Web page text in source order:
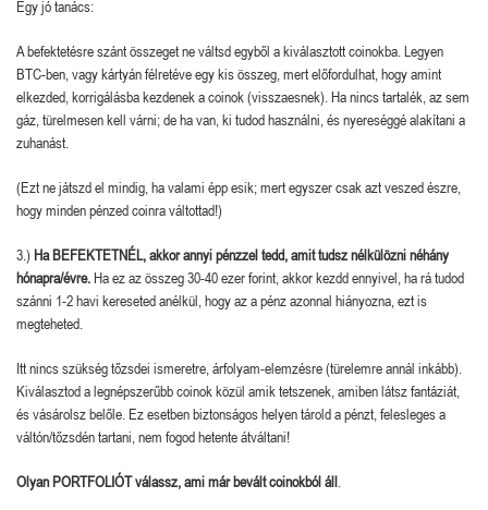
Egy jó tanács:
A befektetésre szánt összeget ne váltsd egyből a kiválasztott coinokba. Legyen
BTC-ben, vagy kártyán félretéve egy kis összeg, mert előfordulhat, hogy amint
elkezded, korrigálásba kezdenek a coinok (visszaesnek). Ha nincs tartalék, az sem
gáz, türelmesen kell várni; de ha van, ki tudod használni, és nyereséggé alakítani a
zuhanást.
(Ezt ne játszd el mindig, ha valami épp esik; mert egyszer csak azt veszed észre,
hogy minden pénzed coinra váltottad!)
3.) Ha BEFEKTETNÉL, akkor annyi pénzzel tedd, amit tudsz nélkülözni néhány
hónapra/évre.Ha ez az összeg 30-40 ezer forint, akkor kezdd ennyivel, ha rá tudod
szánni 1-2 havi kereseted anélkül, hogy az a pénz azonnal hiányozna, ezt is
megteheted.
Itt nincs szükség tőzsdei ismeretre, árfolyam-elemzésre (türelemre annál inkább).
Kiválasztod a legnépszerűbb coinok közül amik tetszenek, amiben látsz fantáziát,
és vásárolsz belőle. Ez esetben biztonságos helyen tárold a pénzt, felesleges a
váltón/tőzsdén tartani, nem fogod hetente átváltani!
Olyan PORTFOLIÓT válassz, ami már bevált coinokból áll